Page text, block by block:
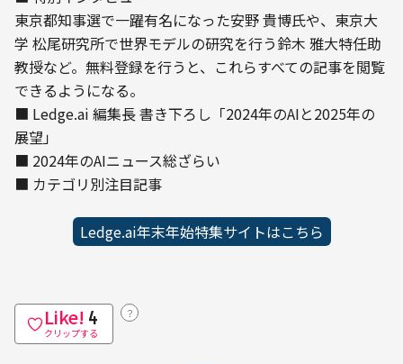
東京都知事選で一躍有名になった安野 貴博氏や、東京大
学 松尾研究所で世界モデルの研究を行う鈴木 雅大特任助
教授など。無料登録を行うと、これらすべての記事を閲覧
できるようになる。
■ Ledge.ai 編集長 書き下ろし「2024年のAIと2025年の
展望」
■ 2024年のAIニュース総ざらい
■ カテゴリ別注目記事
Ledge.ai年末年始特集サイトはこちら
Like! 4
クリップする
？